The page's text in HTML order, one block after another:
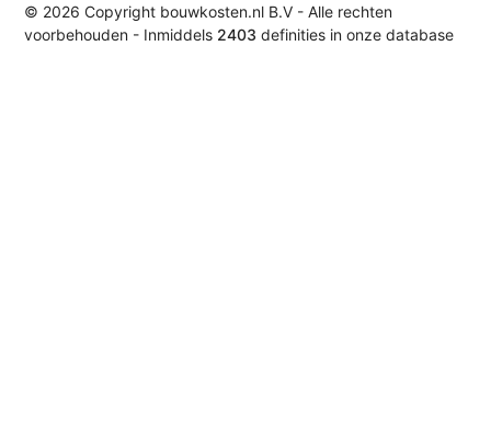
© 2026 Copyright bouwkosten.nl B.V - Alle rechten
voorbehouden - Inmiddels 2403 definities in onze database